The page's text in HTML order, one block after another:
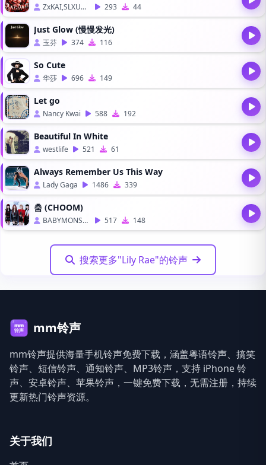
ZxKAI,SLXUGHTER 293 44
Just Glow (慢慢发光)
玉芬 374 116
So Cute
华莎 696 149
Let go
Nancy Kwai 588 192
Beautiful In White
westlife 521 61
Always Remember Us This Way
Lady Gaga 1486 339
춤 (CHOOM)
BABYMONSTER 517 148
搜索更多"Lily Rae"的铃声
mm铃声
mm铃声提供海量手机铃声免费下载，涵盖粤语铃声、搞笑
铃声、短信铃声、通知铃声、MP3铃声，支持 iPhone 铃
声、安卓铃声、苹果铃声，一键免费下载，无需注册，持续
更新热门铃声资源。
关于我们